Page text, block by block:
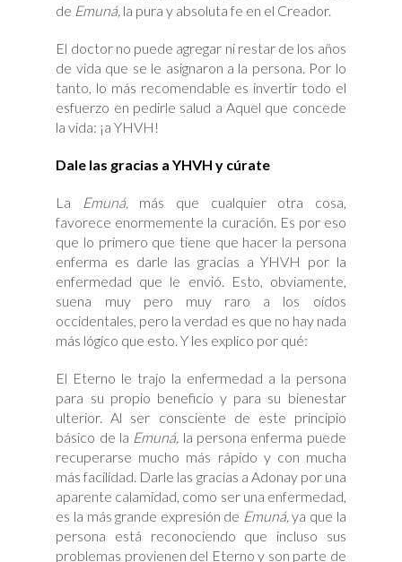
de Emuná, la pura y absoluta fe en el Creador.
El doctor no puede agregar ni restar de los años
de vida que se le asignaron a la persona. Por lo
tanto, lo más recomendable es invertir todo el
esfuerzo en pedirle salud a Aquel que concede
la vida: ¡a YHVH!
Dale las gracias a YHVH y cúrate
La Emuná,
más que cualquier otra cosa,
favorece enormemente la curación. Es por eso
que lo primero que tiene que hacer la persona
enferma es darle las gracias a YHVH por la
enfermedad que le envió. Esto, obviamente,
suena muy pero muy raro a los oídos
occidentales, pero la verdad es que no hay nada
más lógico que esto. Y les explico por qué:
El Eterno le trajo la enfermedad a la persona
para su propio beneficio y para su bienestar
ulterior. Al ser consciente de este principio
básico de la Emuná, la persona enferma puede
recuperarse mucho más rápido y con mucha
más facilidad. Darle las gracias a Adonay por una
aparente calamidad, como ser una enfermedad,
es la más grande expresión de Emuná,ya que la
persona está reconociendo que incluso sus
problemas provienen del Eterno y son parte de